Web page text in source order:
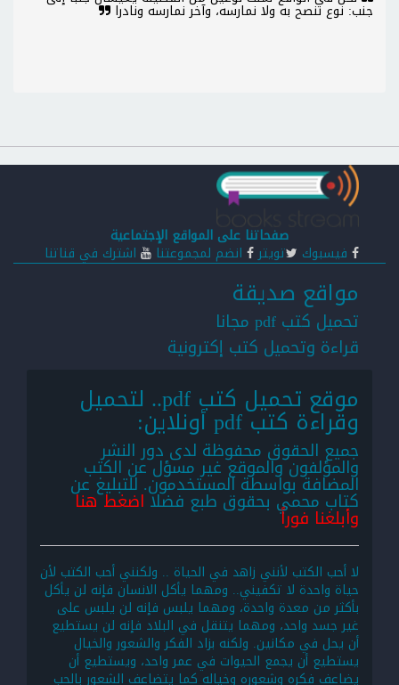
جنب: نوع ننصح به ولا نمارسه، وآخر نمارسه ونادرا
صفحاتنا على المواقع الإجتماعية
فيسبوك تويتر انضم لمجموعتنا اشترك في قناتنا
مواقع صديقة
تحميل كتب pdf مجانا
قراءة وتحميل كتب إكترونية
موقع تحميل كتب pdf.. لتحميل
وقراءة كتب pdf أونلاين:
جميع الحقوق محفوظة لدى دور النشر
والمؤلفون والموقع غير مسؤل عن الكتب
المضافة بواسطة المستخدمون. للتبليغ عن
كتاب محمي بحقوق طبع فضلااضغط هنا
وأبلغنا فوراً
لا أحب الكتب لأنني زاهد في الحياة .. ولكنني أحب الكتب لأن
حياة واحدة لا تكفيني.. ومهما يأكل الانسان فإنه لن يأكل
بأكثر من معدة واحدة، ومهما يلبس فإنه لن يلبس على
غير جسد واحد، ومهما يتنقل في البلاد فإنه لن يستطيع
أن يحل في مكانين. ولكنه بزاد الفكر والشعور والخيال
يستطيع أن يجمع الحيوات في عمر واحد، ويستطيع أن
يضاعف فكره وشعوره وخياله كما يتضاعف الشعور بالحب